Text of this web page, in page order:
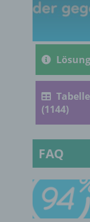
(1144)
FAQ